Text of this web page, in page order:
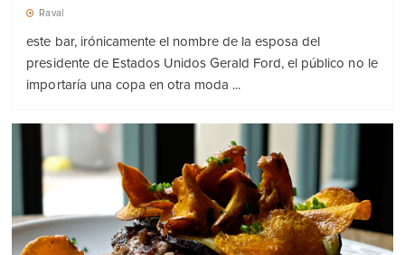
Raval
este bar, irónicamente el nombre de la esposa del
presidente de Estados Unidos Gerald Ford, el público no le
importaría una copa en otra moda ...